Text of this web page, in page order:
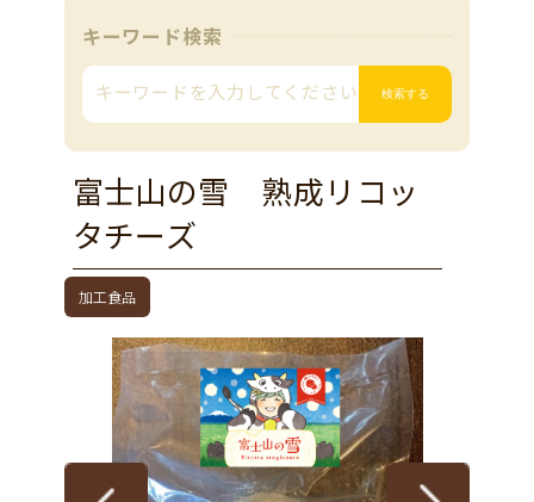
キーワード検索
富士山の雪 熟成リコッ
タチーズ
加工食品